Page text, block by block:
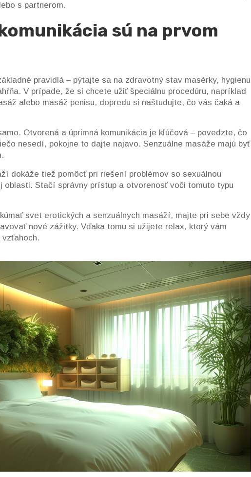
s partnerom.
sú na prvom
pravidlá – pýtajte sa na zdravotný stav masérky, hygienu
V prípade, že si chcete užiť špeciálnu procedúru, napríklad
alebo masáž penisu, dopredu si naštudujte, čo vás čaká a
Otvorená a úprimná komunikácia je kľúčová – povedzte, čo
nesedí, pokojne to dajte najavo. Senzuálne masáže majú byť
dokáže tiež pomôcť pri riešení problémov so sexuálnou
oblasti. Stačí správny prístup a otvorenosť voči tomuto typu
svet erotických a senzuálnych masáží, majte pri sebe vždy
nové zážitky. Vďaka tomu si užijete relax, ktorý vám